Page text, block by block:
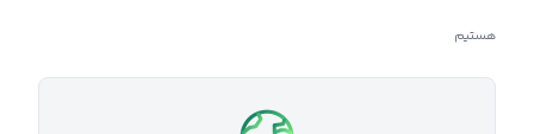
هستیم